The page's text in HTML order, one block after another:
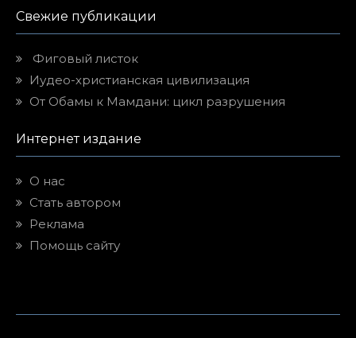
Свежие публикации
Фиговый листок
Иудео-христианская цивилизация
От Обамы к Мамдани: цикл разрушения
Интернет издание
О нас
Стать автором
Реклама
Помощь сайту